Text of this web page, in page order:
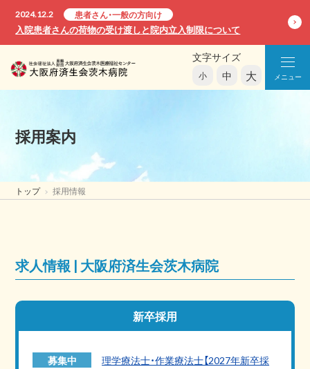
2024.12.2 患者さん・一般の方向け
入院患者さんの荷物の受け渡しと院内立入制限について
文字サイズ
小 中 大 メニュー
採用案内
トップ 採用情報
求人情報 | 大阪府済生会茨木病院
新卒採用
募集中
理学療法士・作業療法士【2027年新卒採